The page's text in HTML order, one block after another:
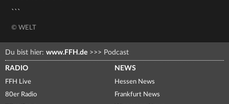
```
© WELT
Du bist hier: www.FFH.de >>> Podcast
RADIO
FFH Live
80er Radio
NEWS
Hessen News
Frankfurt News